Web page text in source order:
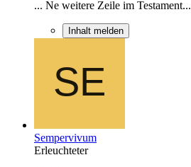
... Ne weitere Zeile im Testament...
Inhalt melden
Sempervivum
Erleuchteter